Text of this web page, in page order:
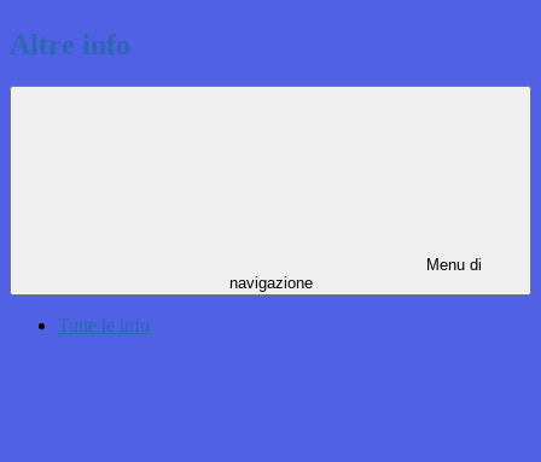
Altre info
Menu di
navigazione
Tutte le info